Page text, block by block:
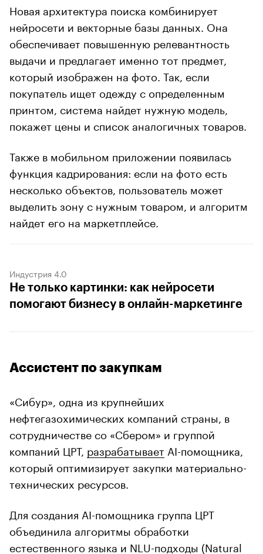
Новая архитектура поиска комбинирует
нейросети и векторные базы данных. Она
обеспечивает повышенную релевантность
выдачи и предлагает именно тот предмет,
который изображен на фото. Так, если
покупатель ищет одежду с определенным
принтом, система найдет нужную модель,
покажет цены и список аналогичных товаров.
Также в мобильном приложении появилась
функция кадрирования: если на фото есть
несколько объектов, пользователь может
выделить зону с нужным товаром, и алгоритм
найдет его на маркетплейсе.
Индустрия 4.0
Не только картинки: как нейросети
помогают бизнесу в онлайн-маркетинге
Ассистент по закупкам
«Сибур», одна из крупнейших
нефтегазохимических компаний страны, в
сотрудничестве со «Сбером» и группой
компаний ЦРТ, разрабатывает AI-помощника,
который оптимизирует закупки материально-
технических ресурсов.
Для создания AI-помощника группа ЦРТ
объединила алгоритмы обработки
естественного языка и NLU-подходы (Natural